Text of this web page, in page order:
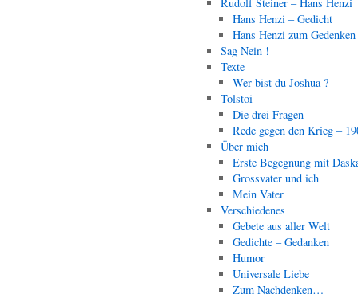
Hans Henzi – Gedicht
Hans Henzi zum Gedenken
Sag Nein !
Texte
Wer bist du Joshua ?
Tolstoi
Die drei Fragen
Rede gegen den Krieg –
Über mich
Erste Begegnung mit
Grossvater und ich
Mein Vater
Verschiedenes
Gebete aus aller Welt
Gedichte – Gedanken
Humor
Universale Liebe
Zum Nachdenken…